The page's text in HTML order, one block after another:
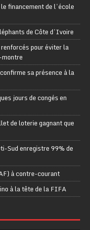
financement de l’école
de Côte d’Ivoire
pour éviter la
sa présence à la
jours de congés en
de loterie gagnant que
Sud enregistre 99% de
à contre-courant
à la tête de la FIFA